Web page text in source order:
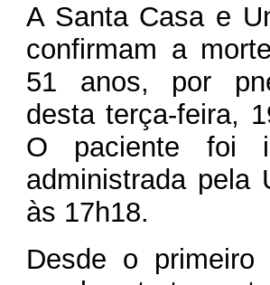
A Santa Casa e
confirmam a
51 anos, por
desta terça-feira,
O paciente foi
administrada pela
às 17h18.
Desde o primeiro